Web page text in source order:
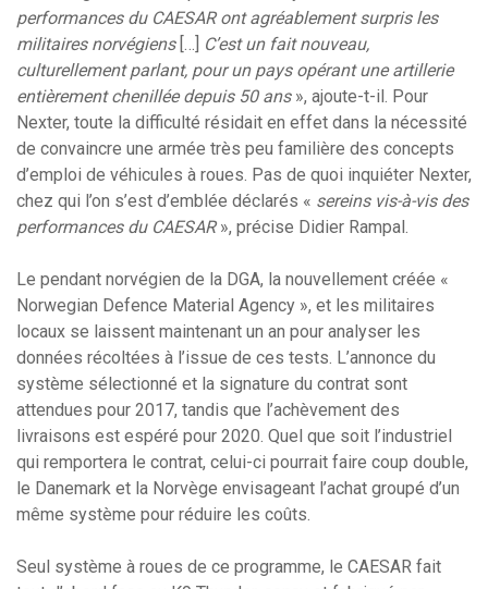
performances du CAESAR ont agréablement surpris les
militaires norvégiens[…] C’est un fait nouveau,
culturellement parlant, pour un pays opérant une artillerie
entièrement chenillée depuis 50 ans», ajoute-t-il. Pour
Nexter, toute la difficulté résidait en effet dans la nécessité
de convaincre une armée très peu familière des concepts
d’emploi de véhicules à roues. Pas de quoi inquiéter Nexter,
chez qui l’on s’est d’emblée déclarés « sereins vis-à-vis des
performances du CAESAR», précise Didier Rampal.
Le pendant norvégien de la DGA, la nouvellement créée «
Norwegian Defence Material Agency », et les militaires
locaux se laissent maintenant un an pour analyser les
données récoltées à l’issue de ces tests. L’annonce du
système sélectionné et la signature du contrat sont
attendues pour 2017, tandis que l’achèvement des
livraisons est espéré pour 2020. Quel que soit l’industriel
qui remportera le contrat, celui-ci pourrait faire coup double,
le Danemark et la Norvège envisageant l’achat groupé d’un
même système pour réduire les coûts.
Seul système à roues de ce programme, le CAESAR fait